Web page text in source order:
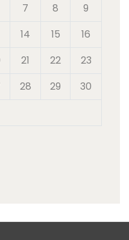
7 8
9
14 15
16
21 22
23
28 29
30